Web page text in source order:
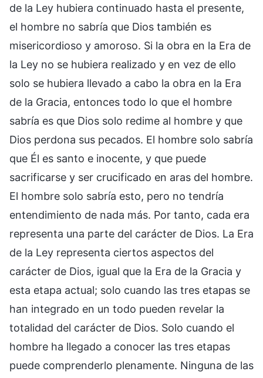
de la Ley hubiera continuado hasta el presente,
el hombre no sabría que Dios también es
misericordioso y amoroso. Si la obra en la Era de
la Ley no se hubiera realizado y en vez de ello
solo se hubiera llevado a cabo la obra en la Era
de la Gracia, entonces todo lo que el hombre
sabría es que Dios solo redime al hombre y que
Dios perdona sus pecados. El hombre solo sabría
que Él es santo e inocente, y que puede
sacrificarse y ser crucificado en aras del hombre.
El hombre solo sabría esto, pero no tendría
entendimiento de nada más. Por tanto, cada era
representa una parte del carácter de Dios. La Era
de la Ley representa ciertos aspectos del
carácter de Dios, igual que la Era de la Gracia y
esta etapa actual; solo cuando las tres etapas se
han integrado en un todo pueden revelar la
totalidad del carácter de Dios. Solo cuando el
hombre ha llegado a conocer las tres etapas
puede comprenderlo plenamente. Ninguna de las